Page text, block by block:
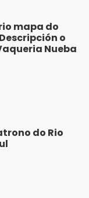
mapa do
o
Nueba
do Rio